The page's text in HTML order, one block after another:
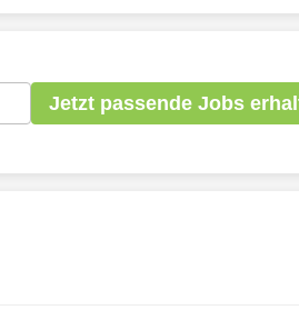
Jetzt passende Jobs